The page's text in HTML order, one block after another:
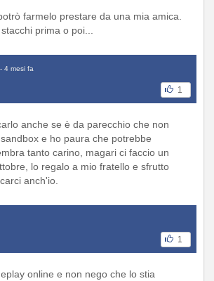
farmelo prestare da una mia amica.
prima o poi...
- 4 mesi fa
1
anche se è da parecchio che non
e ho paura che potrebbe
tanto carino, magari ci faccio un
lo regalo a mio fratello e sfrutto
anch'io.
1
online e non nego che lo stia